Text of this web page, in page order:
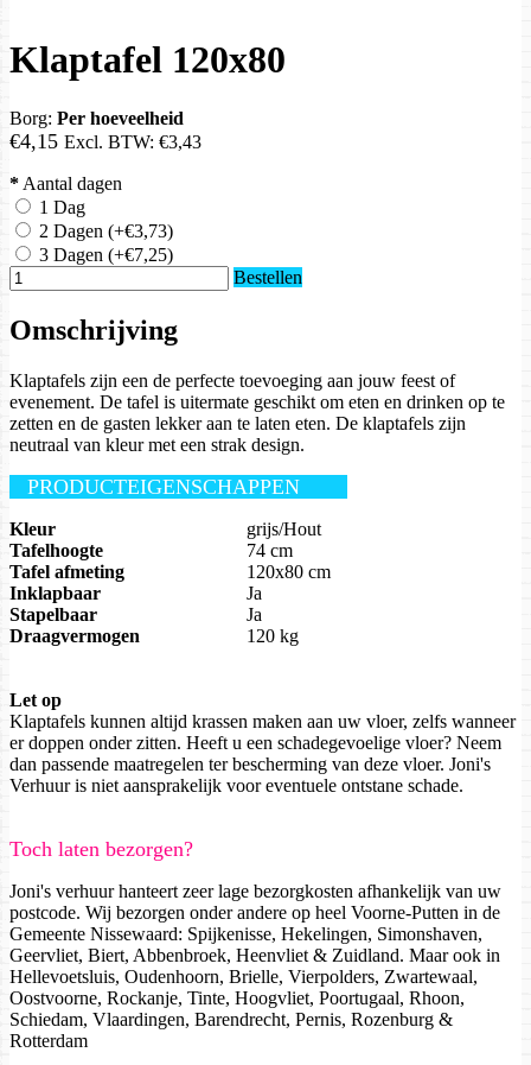
Klaptafel 120x80
Borg: Per hoeveelheid
€4,15 Excl. BTW: €3,43
* Aantal dagen
1 Dag
2 Dagen (+€3,73)
3 Dagen (+€7,25)
Bestellen
Omschrijving
Klaptafels zijn een de perfecte toevoeging aan jouw feest of
evenement. De tafel is uitermate geschikt om eten en drinken op te
zetten en de gasten lekker aan te laten eten. De klaptafels zijn
neutraal van kleur met een strak design.
PRODUCTEIGENSCHAPPEN
Kleur
grijs/Hout
Tafelhoogte
74 cm
Tafel afmeting
120x80 cm
Inklapbaar
Ja
Stapelbaar
Ja
Draagvermogen
120 kg
Let op
Klaptafels kunnen altijd krassen maken aan uw vloer, zelfs wanneer
er doppen onder zitten. Heeft u een schadegevoelige vloer? Neem
dan passende maatregelen ter bescherming van deze vloer. Joni's
Verhuur is niet aansprakelijk voor eventuele ontstane schade.
Toch laten bezorgen?
Joni's verhuur hanteert zeer lage bezorgkosten afhankelijk van uw
postcode. Wij bezorgen onder andere op heel Voorne-Putten in de
Gemeente Nissewaard: Spijkenisse, Hekelingen, Simonshaven,
Geervliet, Biert, Abbenbroek, Heenvliet & Zuidland. Maar ook in
Hellevoetsluis, Oudenhoorn, Brielle, Vierpolders, Zwartewaal,
Oostvoorne, Rockanje, Tinte, Hoogvliet, Poortugaal, Rhoon,
Schiedam, Vlaardingen, Barendrecht, Pernis, Rozenburg &
Rotterdam